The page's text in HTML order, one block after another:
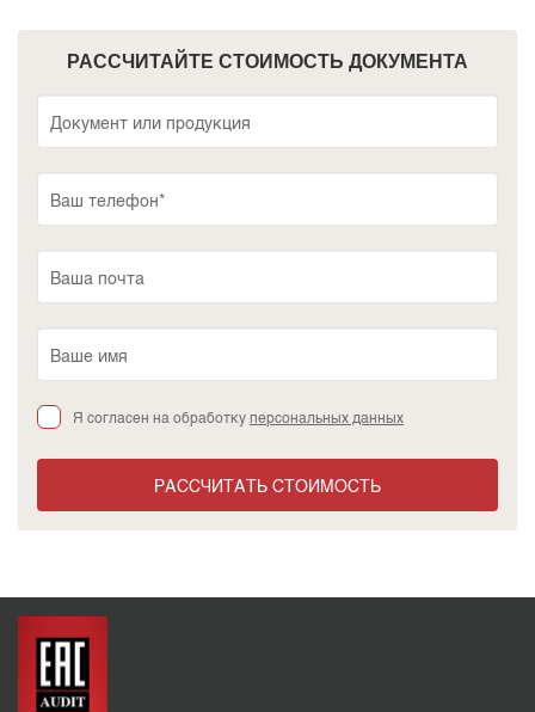
РАССЧИТАЙТЕ СТОИМОСТЬ ДОКУМЕНТА
Я согласен на обработкуперсональных данных
РАССЧИТАТЬ СТОИМОСТЬ